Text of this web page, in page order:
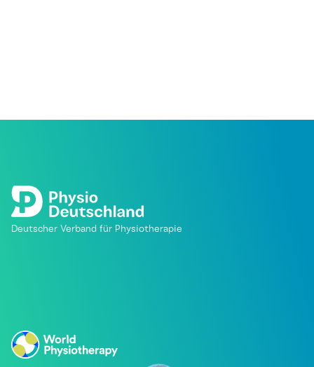
Deutscher Verband für Physiotherapie